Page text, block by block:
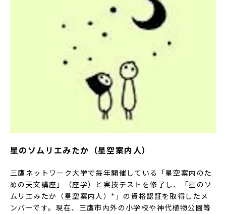
星のソムリエみたか（星空案内人）
三鷹ネットワーク大学で毎年開催している「星空案内のた
めの天文講座」（座学）と実技テストを修了し、「星のソ
ムリエみたか（星空案内人）*」の資格認証を取得したメ
ンバーです。現在、三鷹市内外の小学校や神代植物公園等